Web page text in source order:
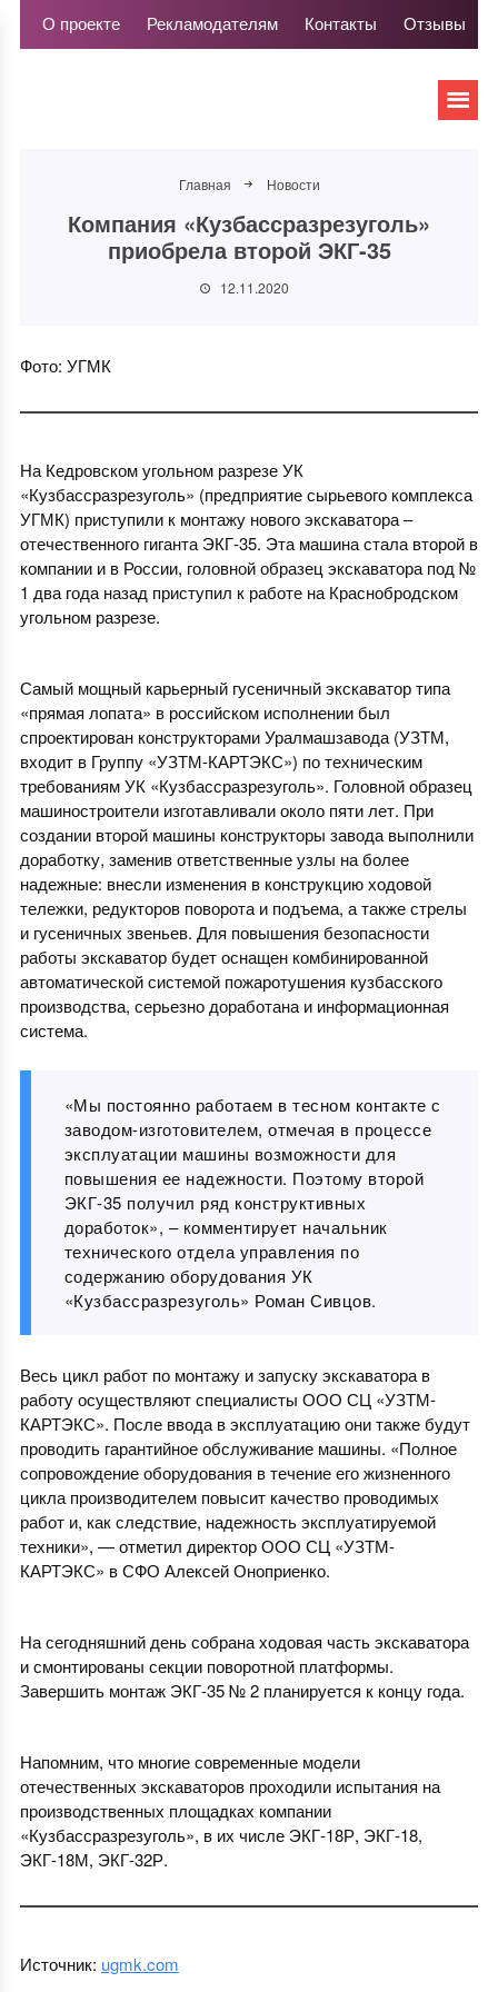
О проекте Рекламодателям Контакты Отзывы
Главная Новости
Компания «Кузбассразрезуголь»
приобрела второй ЭКГ-35
12.11.2020
Фото: УГМК
На Кедровском угольном разрезе УК
«Кузбассразрезуголь» (предприятие сырьевого комплекса
УГМК) приступили к монтажу нового экскаватора –
отечественного гиганта ЭКГ-35. Эта машина стала второй в
компании и в России, головной образец экскаватора под №
1 два года назад приступил к работе на Краснобродском
угольном разрезе.
Самый мощный карьерный гусеничный экскаватор типа
«прямая лопата» в российском исполнении был
спроектирован конструкторами Уралмашзавода (УЗТМ,
входит в Группу «УЗТМ-КАРТЭКС») по техническим
требованиям УК «Кузбассразрезуголь». Головной образец
машиностроители изготавливали около пяти лет. При
создании второй машины конструкторы завода выполнили
доработку, заменив ответственные узлы на более
надежные: внесли изменения в конструкцию ходовой
тележки, редукторов поворота и подъема, а также стрелы
и гусеничных звеньев. Для повышения безопасности
работы экскаватор будет оснащен комбинированной
автоматической системой пожаротушения кузбасского
производства, серьезно доработана и информационная
система.
«Мы постоянно работаем в тесном контакте с
заводом-изготовителем, отмечая в процессе
эксплуатации машины возможности для
повышения ее надежности. Поэтому второй
ЭКГ-35 получил ряд конструктивных
доработок», – комментирует начальник
технического отдела управления по
содержанию оборудования УК
«Кузбассразрезуголь» Роман Сивцов.
Весь цикл работ по монтажу и запуску экскаватора в
работу осуществляют специалисты ООО СЦ «УЗТМ-
КАРТЭКС». После ввода в эксплуатацию они также будут
проводить гарантийное обслуживание машины. «Полное
сопровождение оборудования в течение его жизненного
цикла производителем повысит качество проводимых
работ и, как следствие, надежность эксплуатируемой
техники», — отметил директор ООО СЦ «УЗТМ-
КАРТЭКС» в СФО Алексей Оноприенко.
На сегодняшний день собрана ходовая часть экскаватора
и смонтированы секции поворотной платформы.
Завершить монтаж ЭКГ-35 № 2 планируется к концу года.
Напомним, что многие современные модели
отечественных экскаваторов проходили испытания на
производственных площадках компании
«Кузбассразрезуголь», в их числе ЭКГ-18Р, ЭКГ-18,
ЭКГ-18М, ЭКГ-32Р.
Источник: ugmk.com